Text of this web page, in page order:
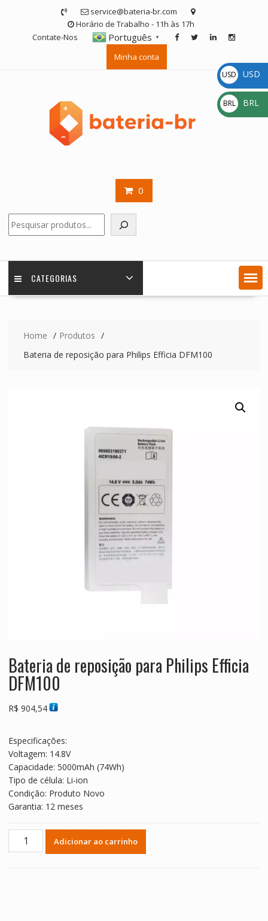
service@bateria-br.com
Horário de Trabalho - 11h às 17h
Contate-Nos
Português ▼
Minha conta
0
CATEGORIAS
Home
Produtos
Bateria de reposição para Philips Efficia DFM100
Bateria de reposição para Philips Efficia
DFM100
R$ 904,54
Especificações:
Voltagem: 14.8V
Capacidade: 5000mAh (74Wh)
Tipo de célula: Li-ion
Condição: Produto Novo
Garantia: 12 meses
Bateria
Adicionar ao carrinho
USD
$
USD
BRL
R$
BRL